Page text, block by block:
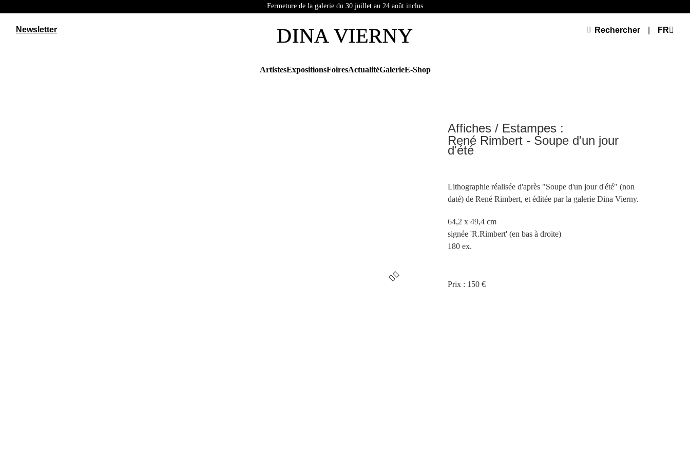
Fermeture de la galerie du 30 juillet au 24 août inclus
Newsletter DINA VIERNY Rechercher FR
ArtistesExpositionsFoiresActualitéGalerieE-Shop
Affiches / Estampes :
René Rimbert - Soupe d'un jour
d'été
Lithographie réalisée d'après "Soupe d'un jour d'été" (non
daté) de René Rimbert, et éditée par la galerie Dina Vierny.
64,2 x 49,4 cm
signée 'R.Rimbert' (en bas à droite)
180 ex.
Prix : 150 €